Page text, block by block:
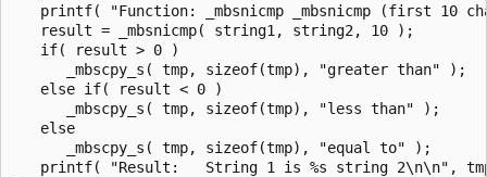
printf( "Function: _mbsnicmp _mbsnicmp (first 10
   result = _mbsnicmp( string1, string2, 10 );
   if( result > 0 )
      _mbscpy_s( tmp, sizeof(tmp), "greater than" );
   else if( result < 0 )
      _mbscpy_s( tmp, sizeof(tmp), "less than" );
   else
      _mbscpy_s( tmp, sizeof(tmp), "equal to" );
printf( "Result:   String 1 is %s string 2\n\n",